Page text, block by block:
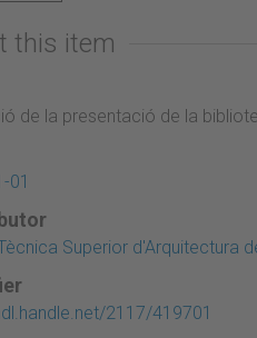
this item
de la presentació de la
01
Superior d'Arquitectura
2117/419701